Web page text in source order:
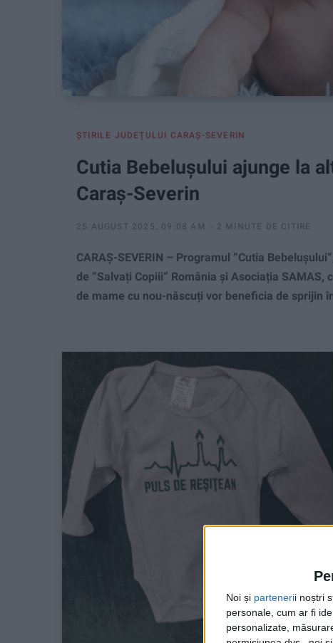
Noi și partenerii noștri
personale, cum ar fi
personalizate,
ŞTIRILE JUDEŢULUI CARAŞ-SEVERIN
Cutia Bebelușului ajunge la
Caraș-Severin
25 AUGUST 2025, 09:08 AM 2 MINUTE DE CITIRE
CARAȘ-SEVERIN – Programul ”Cutia
de ”Salvați Copiii” România și Asociația
de mame cu nou-născuți vor beneficia de sprijin